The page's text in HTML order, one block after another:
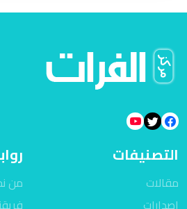
التصنيفات
مقالات
اصدارات
من